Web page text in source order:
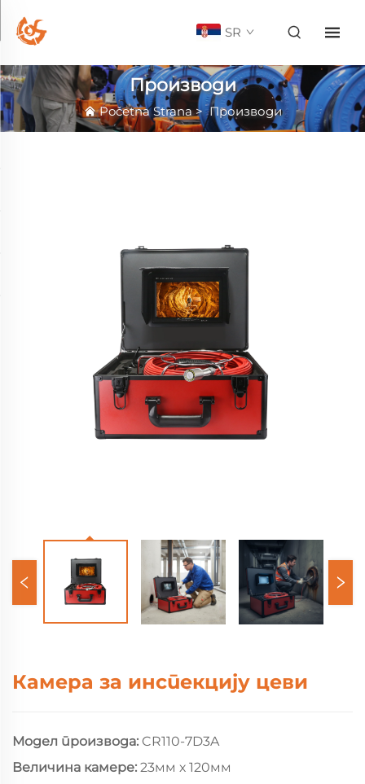
SR
Производи
Početna Strana>Производи
Камера за инспекцију цеви
Модел производа: CR110-7D3A
Величина камере: 23мм х 120мм